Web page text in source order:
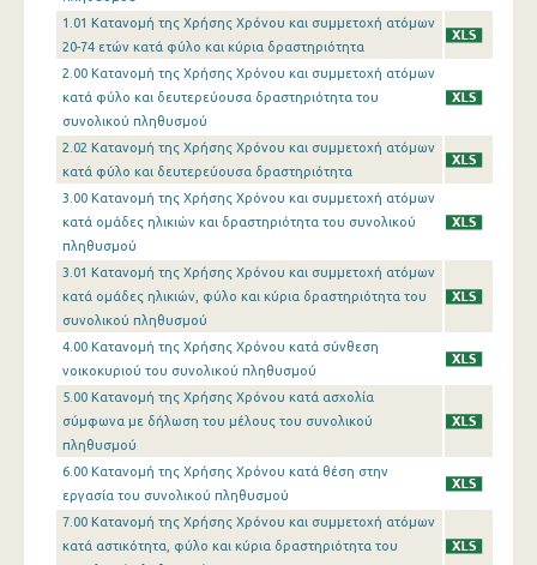
1.01 Κατανομή της Χρήσης Χρόνου και συμμετοχή ατόμων
20-74 ετών κατά φύλο και κύρια δραστηριότητα
2.00 Κατανομή της Χρήσης Χρόνου και συμμετοχή ατόμων
κατά φύλο και δευτερεύουσα δραστηριότητα του
συνολικού πληθυσμού
2.02 Κατανομή της Χρήσης Χρόνου και συμμετοχή ατόμων
κατά φύλο και δευτερεύουσα δραστηριότητα
3.00 Κατανομή της Χρήσης Χρόνου και συμμετοχή ατόμων
κατά ομάδες ηλικιών και δραστηριότητα του συνολικού
πληθυσμού
3.01 Κατανομή της Χρήσης Χρόνου και συμμετοχή ατόμων
κατά ομάδες ηλικιών, φύλο και κύρια δραστηριότητα του
συνολικού πληθυσμού
4.00 Κατανομή της Χρήσης Χρόνου κατά σύνθεση
νοικοκυριού του συνολικού πληθυσμού
5.00 Κατανομή της Χρήσης Χρόνου κατά ασχολία
σύμφωνα με δήλωση του μέλους του συνολικού
πληθυσμού
6.00 Κατανομή της Χρήσης Χρόνου κατά θέση στην
εργασία του συνολικού πληθυσμού
7.00 Κατανομή της Χρήσης Χρόνου και συμμετοχή ατόμων
κατά αστικότητα, φύλο και κύρια δραστηριότητα του